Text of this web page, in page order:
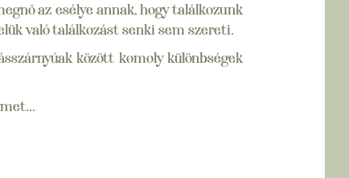
az esélye annak, hogy találkozunk
való találkozást senki sem szereti.
között komoly különbségek